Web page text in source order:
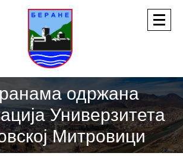
одржана
Универзитета
Митровици